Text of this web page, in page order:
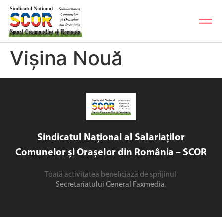
Vișina Nouă
Sindicatul Național al Salariaților
Comunelor și Orașelor din România – SCOR
Toată activitatea beneficiază de sprijinul
Secretariatului General Faxmedia.